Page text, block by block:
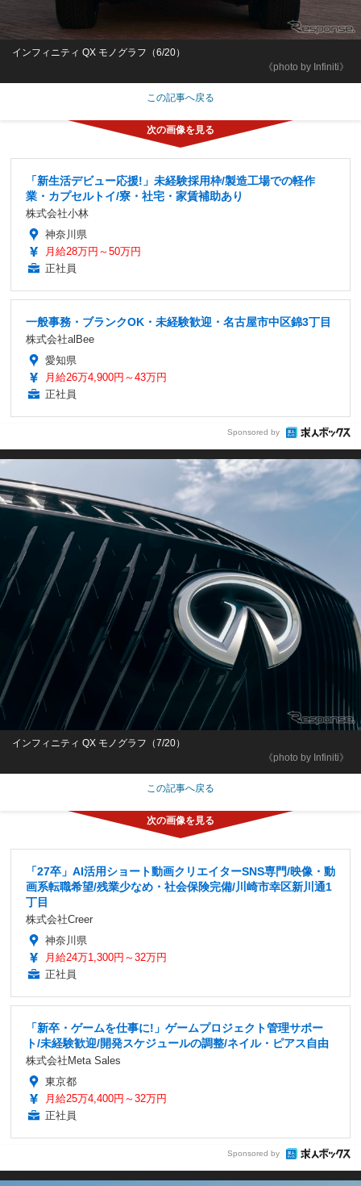
《photo by Infiniti》
インフィニティ QX モノグラフ（6/20）
この記事へ戻る
「新生活デビュー応援!」未経験採用枠/製造工場での軽作
業・カプセルトイ/寮・社宅・家賃補助あり
株式会社小林
神奈川県
月給28万円～50万円
正社員
一般事務・ブランクOK・未経験歓迎・名古屋市中区錦3丁目
株式会社alBee
愛知県
月給26万4,900円～43万円
正社員
Sponsored by
《photo by Infiniti》
インフィニティ QX モノグラフ（7/20）
この記事へ戻る
「27卒」AI活用ショート動画クリエイターSNS専門/映像・動
画系転職希望/残業少なめ・社会保険完備/川崎市幸区新川通1
丁目
株式会社Creer
神奈川県
月給24万1,300円～32万円
正社員
「新卒・ゲームを仕事に!」ゲームプロジェクト管理サポー
ト/未経験歓迎/開発スケジュールの調整/ネイル・ピアス自由
株式会社Meta Sales
東京都
月給25万4,400円～32万円
正社員
Sponsored by